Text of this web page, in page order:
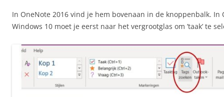
In OneNote 2016 vind je hem bovenaan in de knoppenbalk. In
Windows 10 moet je eerst naar het vergrootglas om ’taak’ te